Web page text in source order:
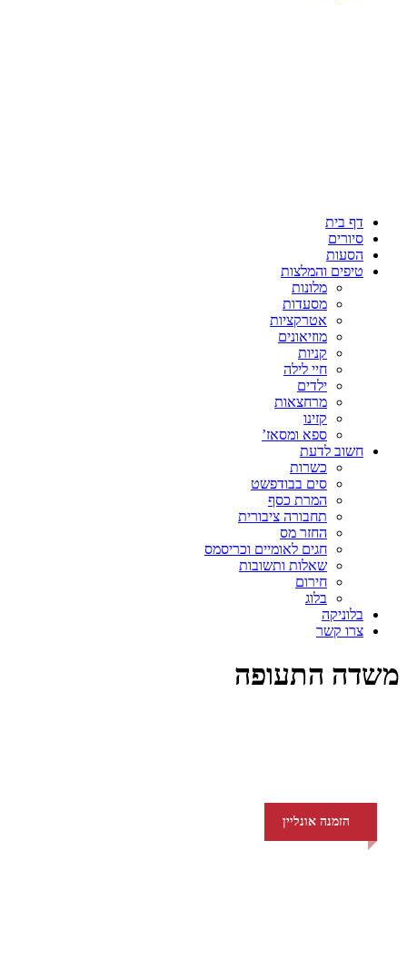
דף בית
סיורים
הסעות
טיפים והמלצות
מלונות
מסעדות
אטרקציות
מוזיאונים
קניות
חיי לילה
ילדים
מרחצאות
קזינו
ספא ומסאז’
חשוב לדעת
כשרות
סים בבודפשט
המרת כסף
תחבורה ציבורית
החזר מס
חגים לאומיים וכריסמס
שאלות ותשובות
חירום
בלוג
בלוניקה
צרו קשר
משדה התעופה
הזמנה אונליין